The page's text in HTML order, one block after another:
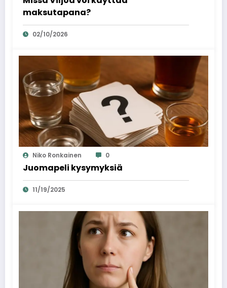
maksutapana?
02/10/2026
Niko Ronkainen 0
Juomapeli kysymyksiä
11/19/2025